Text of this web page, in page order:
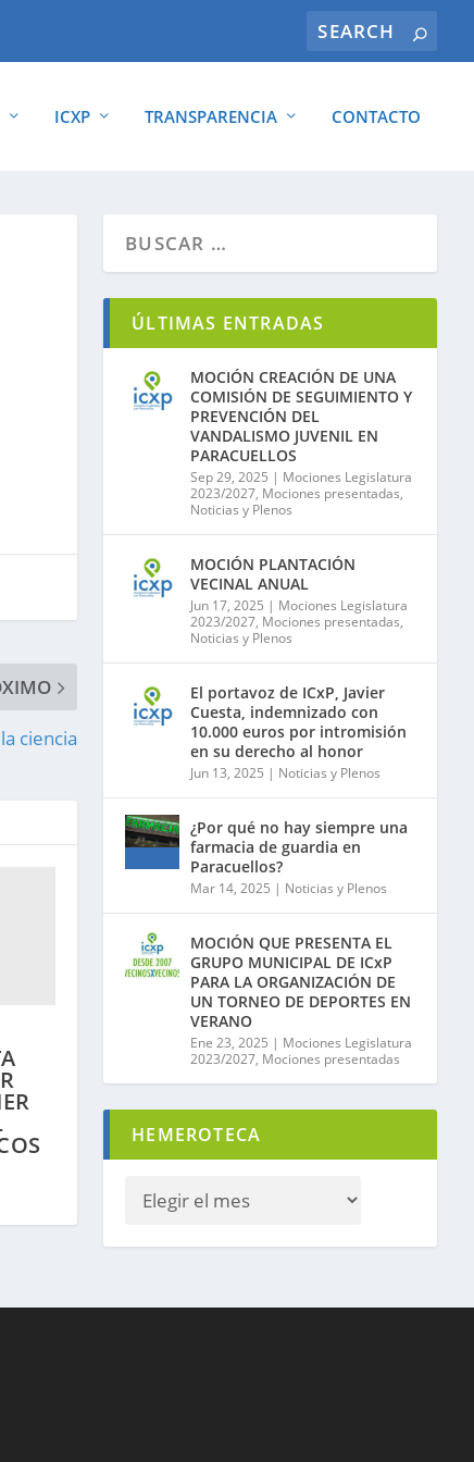
ICXP TRANSPARENCIA CONTACTO
ciencia
ÚLTIMAS ENTRADAS
MOCIÓN CREACIÓN DE UNA
COMISIÓN DE SEGUIMIENTO Y
PREVENCIÓN DEL
VANDALISMO JUVENIL EN
PARACUELLOS
Sep 29, 2025 | Mociones Legislatura
2023/2027, Mociones presentadas,
Noticias y Plenos
MOCIÓN PLANTACIÓN
VECINAL ANUAL
Jun 17, 2025 | Mociones Legislatura
2023/2027, Mociones presentadas,
Noticias y Plenos
El portavoz de ICxP, Javier
Cuesta, indemnizado con
10.000 euros por intromisión
en su derecho al honor
Jun 13, 2025 | Noticias y Plenos
¿Por qué no hay siempre una
farmacia de guardia en
Paracuellos?
Mar 14, 2025 | Noticias y Plenos
MOCIÓN QUE PRESENTA EL
GRUPO MUNICIPAL DE ICxP
PARA LA ORGANIZACIÓN DE
UN TORNEO DE DEPORTES EN
VERANO
Ene 23, 2025 | Mociones Legislatura
2023/2027, Mociones presentadas
HEMEROTECA